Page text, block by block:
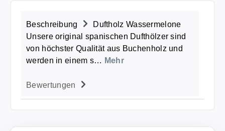
Beschreibung
Duftholz Wassermelone
Unsere original spanischen Dufthölzer sind
von höchster Qualität aus Buchenholz und
werden in einem s… Mehr
Bewertungen